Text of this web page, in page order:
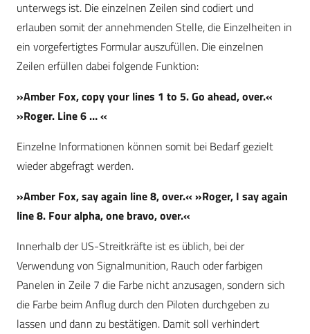
unterwegs ist. Die einzelnen Zeilen sind codiert und
erlauben somit der annehmenden Stelle, die Einzelheiten in
ein vorgefertigtes Formular auszufüllen. Die einzelnen
Zeilen erfüllen dabei folgende Funktion:
»Amber Fox, copy your lines 1 to 5. Go ahead, over.«
»Roger. Line 6 … «
Einzelne Informationen können somit bei Bedarf gezielt
wieder abgefragt werden.
»Amber Fox, say again line 8, over.« »Roger, I say again
line 8. Four alpha, one bravo, over.«
Innerhalb der US-Streitkräfte ist es üblich, bei der
Verwendung von Signalmunition, Rauch oder farbigen
Panelen in Zeile 7 die Farbe nicht anzusagen, sondern sich
die Farbe beim Anflug durch den Piloten durchgeben zu
lassen und dann zu bestätigen. Damit soll verhindert